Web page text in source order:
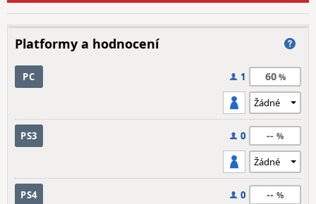
Platformy a hodnocení
PC 1 60
PS3 0 --
PS4 0 --